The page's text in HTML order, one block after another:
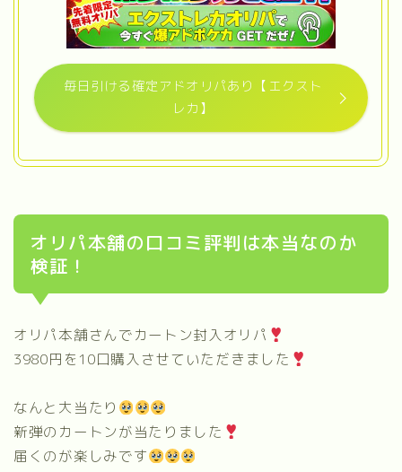
毎日引ける確定アドオリパあり【エクスト
レカ】
オリパ本舗の口コミ評判は本当なのか
検証！
オリパ本舗さんでカートン封入オリパ
3980円を10口購入させていただきました
なんと大当たり
新弾のカートンが当たりました
届くのが楽しみです